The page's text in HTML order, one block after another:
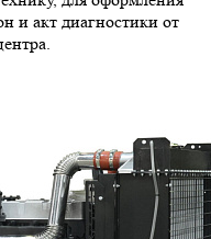
и акт диагностики от